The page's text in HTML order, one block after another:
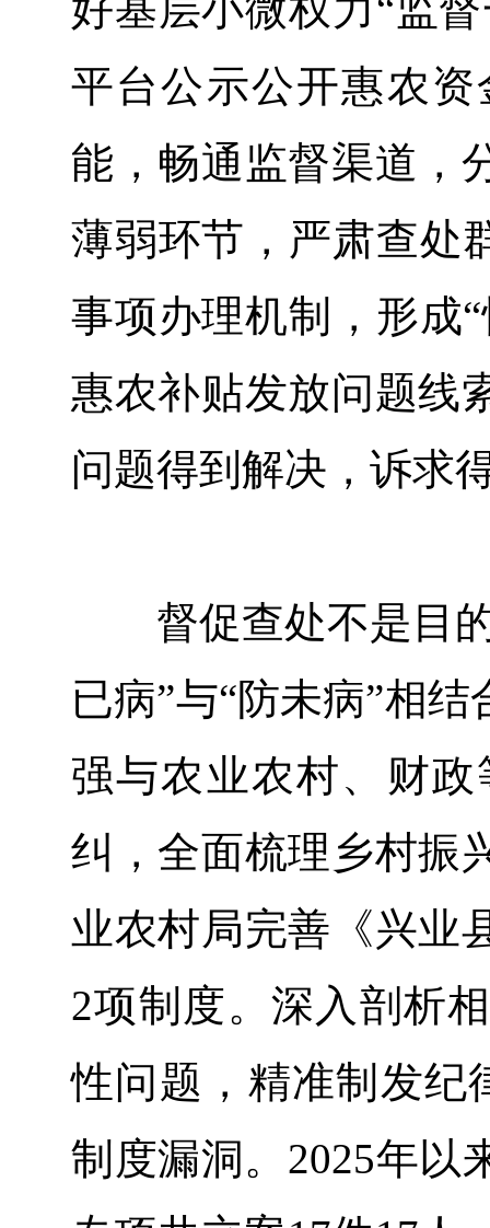
平台公示公开惠农
能，畅通监督渠道，
薄弱环节，严肃查处
事项办理机制，形成
惠农补贴发放问题线
问题得到解决，诉求
督促查处不是目的
已病”与“防未病”相
强与农业农村、财
纠，全面梳理乡村振
业农村局完善《兴业
2项制度。深入剖析
性问题，精准制发纪
制度漏洞。2025年以